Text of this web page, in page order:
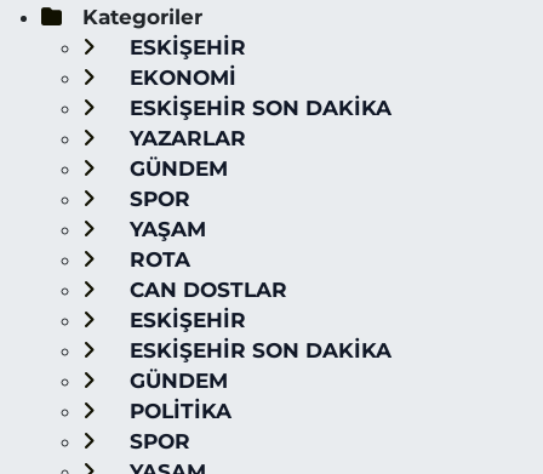
Kategoriler
ESKİŞEHİR
EKONOMİ
ESKİŞEHİR SON DAKİKA
YAZARLAR
GÜNDEM
SPOR
YAŞAM
ROTA
CAN DOSTLAR
ESKİŞEHİR
ESKİŞEHİR SON DAKİKA
GÜNDEM
POLİTİKA
SPOR